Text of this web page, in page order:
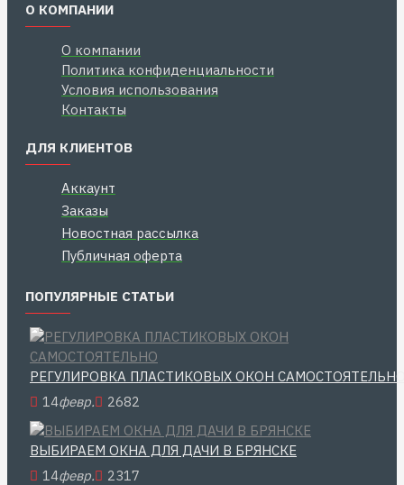
О КОМПАНИИ
О компании
Политика конфиденциальности
Условия использования
Контакты
ДЛЯ КЛИЕНТОВ
Аккаунт
Заказы
Новостная рассылка
Публичная оферта
ПОПУЛЯРНЫЕ СТАТЬИ
РЕГУЛИРОВКА ПЛАСТИКОВЫХ ОКОН
14февр. 2682
ВЫБИРАЕМ ОКНА ДЛЯ ДАЧИ В БРЯНСКЕ
14февр. 2317